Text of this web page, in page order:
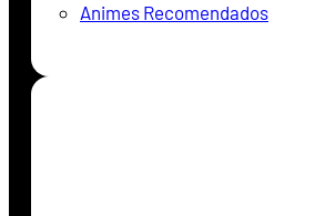
Animes Recomendados